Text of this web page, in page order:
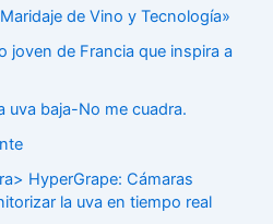
de Vino y Tecnología»
joven de Francia que inspira a
uva baja-No me cuadra.
HyperGrape: Cámaras
la uva en tiempo real